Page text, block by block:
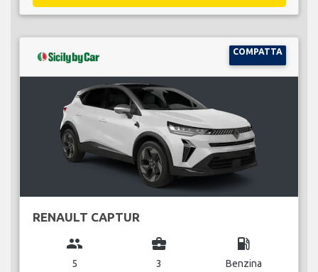
COMPATTA
RENAULT CAPTUR
group
5
business_center
3
local_gas_station
Benzina